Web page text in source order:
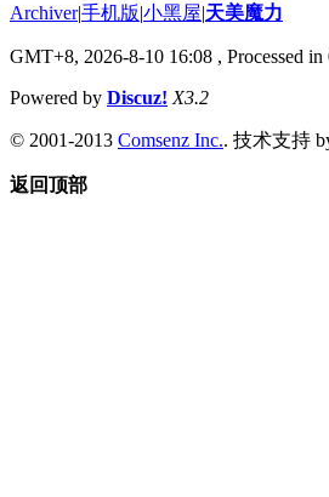
Archiver|手机版|小黑屋|天美魔力
GMT+8, 2026-8-10 16:08 , Processed
Powered by Discuz! X3.2
© 2001-2013 Comsenz Inc.. 技术支持
返回顶部